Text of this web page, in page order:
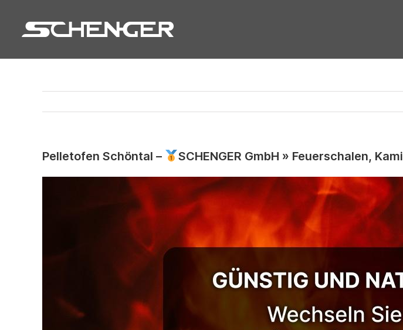
springen
Pelletofen Schöntal – SCHENGER GmbH » Feuerschalen,